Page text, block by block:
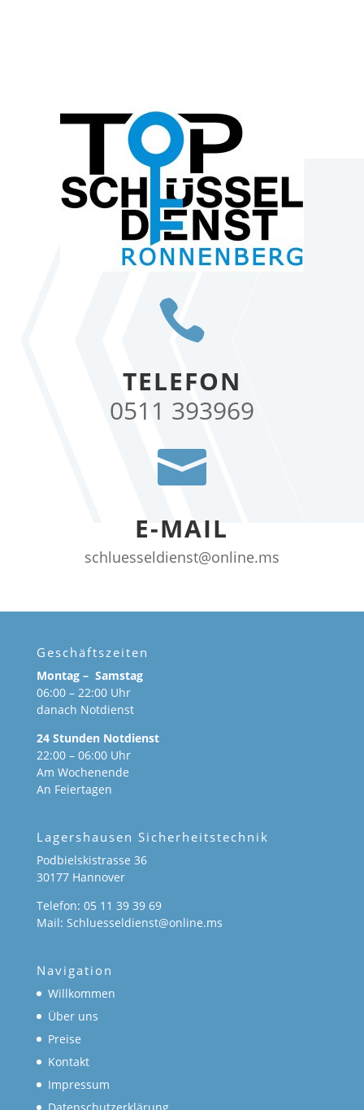

TELEFON
0511 393969

E-MAIL
schluesseldienst@online.ms
Geschäftszeiten
Montag – Samstag
06:00 – 22:00 Uhr
danach Notdienst
24 Stunden Notdienst
22:00 – 06:00 Uhr
Am Wochenende
An Feiertagen
Lagershausen Sicherheitstechnik
Podbielskistrasse 36
30177 Hannover
Telefon: 05 11 39 39 69
Mail: Schluesseldienst@online.ms
Navigation
Willkommen
Über uns
Preise
Kontakt
Impressum